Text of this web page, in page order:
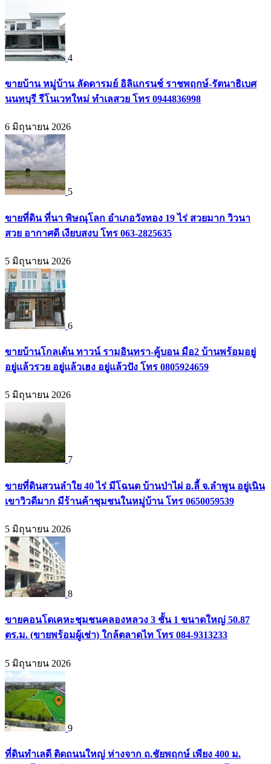
4
ขายบ้าน หมู่บ้าน ลัดดารมย์ อิลิแกรนช์ ราชพฤกษ์-รัตนาธิเบศ
นนทบุรี รีโนเวทใหม่ ทำเลสวย โทร 0944836998
6 มิถุนายน 2026
5
ขายที่ดิน ที่นา พิษณุโลก อำเภอวังทอง 19 ไร่ สวยมาก วิวนา
สวย อากาศดี เงียบสงบ โทร 063-2825635
5 มิถุนายน 2026
6
ขายบ้านโกลเด้น ทาวน์ รามอินทรา-คู้บอน มือ2 บ้านพร้อมอยู่
อยู่แล้วรวย อยู่แล้วเฮง อยู่แล้วปัง โทร 0805924659
5 มิถุนายน 2026
7
ขายที่ดินสวนลำใย 40 ไร่ มีโฉนด บ้านป่าไผ่ อ.ลี้ จ.ลำพูน อยู่เนิน
เขาวิวดีมาก มีร้านค้าชุมชนในหมู่บ้าน โทร 0650059539
5 มิถุนายน 2026
8
ขายคอนโดเคหะชุมชนคลองหลวง 3 ชั้น 1 ขนาดใหญ่ 50.87
ตร.ม. (ขายพร้อมผู้เช่า) ใกล้ตลาดไท โทร 084-9313233
5 มิถุนายน 2026
9
ที่ดินทำเลดี ติดถนนใหญ่ ห่างจาก ถ.ชัยพฤกษ์ เพียง 400 ม.